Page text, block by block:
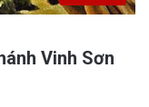
Vinh Sơn